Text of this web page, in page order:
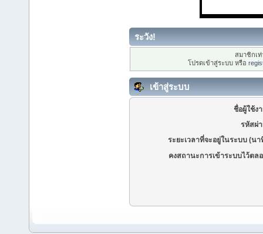
ระวัง!
สมาชิกเ
โปรดเข้าสู่ระบบ หรือ
เข้าสู่ระบบ
ชื่อผู้ใช้ง
รหัสผ่
ระยะเวลาที่จะอยู่ในระบบ (นา
คงสถานะการเข้าระบบไว้ตล